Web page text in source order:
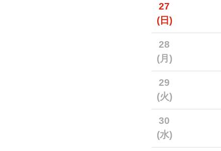
27
(日)
28
(月)
29
(火)
30
(水)